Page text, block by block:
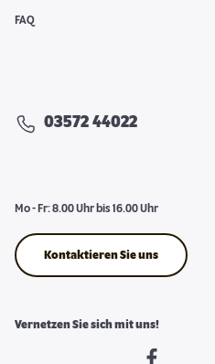
FAQ
03572 44022
Mo - Fr: 8.00 Uhr bis 16.00 Uhr
Kontaktieren Sie uns
Vernetzen Sie sich mit uns!